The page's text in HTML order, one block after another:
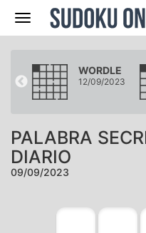
Navegación
WORDLE
12/09/2023
PALABRA
DIARIO
09/09/2023